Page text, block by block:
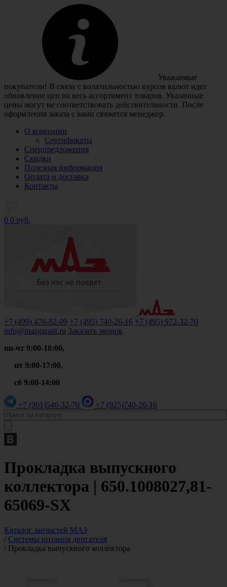
Уважаемые
покупатели! В связи с волатильностью курсов валют идет
обновление цен на весь ассортимент товаров. Указанные
цены могут не соответствовать действительности. После
оформления заказа с вами свяжется менеджер.
О компании
Сертификаты
Спецпредложения
Скидки
Полезная информация
Оплата и доставка
Контакты
0 0 руб.
+7 (499) 476-82-09 +7 (495) 740-26-16 +7 (495) 972-32-70
info@mazgarant.ru Заказать звонок
пн-чт 9:00-18:00,
пт 9:00-17:00,
сб 9:00-14:00
+7 (901)546-32-70 +7 (925)740-26-16
Прокладка выпускного
коллектора | 650.1008027,81-
65069-SX
Каталог запчастей МАЗ
/ Системы питания двигателя
/ Прокладка выпускного коллектора